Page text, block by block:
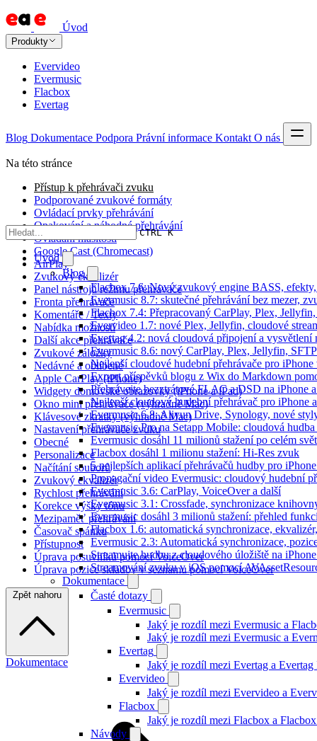
Úvod
Produkty
Evervideo
Evermusic
Flacbox
Evertag
Blog Dokumentace Podpora Právní informace Kontakt O nás
CTRL K
Úvod
Blog
Flacbox 7.6: Nový zvukový engine BASS,
Evermusic 8.7: skutečné přehrávání bez mezer,
Flacbox 7.4: Přepracovaný CarPlay, Plex,
Evervideo 1.7: nové Plex, Jellyfin, cloudové
Evertag 4.2: nová cloudová připojení a vysvětlení
Evermusic 8.6: nový CarPlay, Plex, Jellyfin,
Nejlepší cloudové hudební přehrávače pro iPhone
Export příspěvků blogu z Wix do Markdown
Přehrávejte bezztrátové FLAC a DSD na iPhone
Nejlepší cloudový hudební přehrávač pro iPhone
Evermusic 6.8: Aliyun Drive, Synology, nové
Evermusic Pro na Setapp Mobile: cloudová
Evermusic dosáhl 11 milionů stažení po celém
Flacbox dosáhl 1 milionu stažení: Hi-Res zvuk
5 nejlepších aplikací přehrávačů hudby pro
Propagační video Evermusic: cloudový hudební
Evermusic 3.6: CarPlay, VoiceOver a další
Evermusic 3.1: Crossfade, synchronizace
Evermusic dosáhl 3 milionů stažení: přehled
Flacbox 1.6: automatická synchronizace,
Evermusic 2.3: Automatická synchronizace,
Streamujte hudbu z cloudového úložiště na
Streamování zvuku v iOS pomocí
Dokumentace
Časté dotazy
Evermusic
Jaký je rozdíl mezi Evermusic a
Jaký je rozdíl mezi Evermusic a
Evertag
Jaký je rozdíl mezi Evertag a Evertag
Evervideo
Jaký je rozdíl mezi Evervideo a
Flacbox
Jaký je rozdíl mezi Flacbox a
Návody
Na této stránce
Přístup k přehrávači zvuku
Podporované zvukové formáty
Ovládací prvky přehrávání
Opakování a náhodné přehrávání
Ovládání hlasitosti
Google Cast (Chromecast)
AirPlay
Zvukový ekvalizér
Panel nástrojů režimu přehrávače
Fronta přehrávače
Komentáře / Texty
Nabídka možností
Další akce přehrávače
Zvukové záložky
Nedávné a oblíbené
Apple CarPlay (iPhone)
Widgety domovské obrazovky (iPhone a iPad)
Okno mini přehrávače (výhradně Mac)
Klávesové zkratky (výhradně Mac)
Nastavení přehrávače zvuku
Obecné
Personalizace
Načítání souborů
Zvukový ekvalizér
Rychlost přehrávání
Korekce výšky tónu
Mezipaměť přehrávání
Časovač spánku
Přístupnost
Úprava posuvníků pomocí VoiceOver
Úprava pozice skladby v seznamu pomocí VoiceOver
Zpět nahoru
Dokumentace